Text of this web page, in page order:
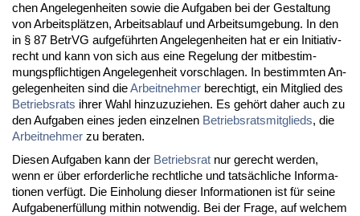
chen An­ge­le­gen­hei­ten so­wie die Auf­ga­ben bei der Ge­stal­tung
von Ar­beitsplätzen, Ar­beits­ab­lauf und Ar­beits­um­ge­bung. In den
in § 87 Be­trVG auf­geführ­ten An­ge­le­gen­hei­ten hat er ein Initia­tiv­
recht und kann von sich aus ei­ne Re­ge­lung der mit­be­stim­
mungs­pflich­ti­gen An­ge­le­gen­heit vor­schla­gen. In be­stimm­ten An­
ge­le­gen­hei­ten sind dieAr­beit­neh­mer be­rech­tigt, ein Mit­glied des
Be­triebs­rats ih­rer Wahl hin­zu­zu­zie­hen. Es gehört da­her auch zu
den Auf­ga­ben ei­nes je­den ein­zel­nen Be­triebs­rats­mit­glieds, die
Ar­beit­neh­mer zu be­ra­ten.
Die­sen Auf­ga­ben kann der Be­triebs­rat nur ge­recht wer­den,
wenn er über er­for­der­li­che recht­li­che und tatsächli­che In­for­ma­
tio­nen verfügt. Die Ein­ho­lung die­ser In­for­ma­tio­nen ist für sei­ne
Auf­ga­ben­erfüllung mit­hin not­wen­dig. Bei der Fra­ge, auf wel­chem